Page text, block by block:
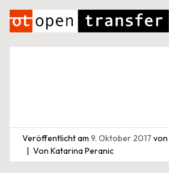
Zum
Inhalt
springen
Veröffentlicht am 9. Oktober 2017 von
Von Katarina Peranic